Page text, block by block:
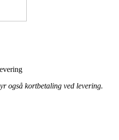
også kortbetaling ved levering.